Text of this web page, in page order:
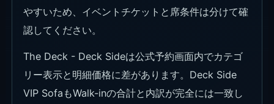
やすいため、イベントチケットと席条件は分けて確
認してください。
The Deck - Deck Sideは公式予約画面内でカテゴ
リー表示と明細価格に差があります。Deck Side
VIP SofaもWalk-inの合計と内訳が完全には一致し